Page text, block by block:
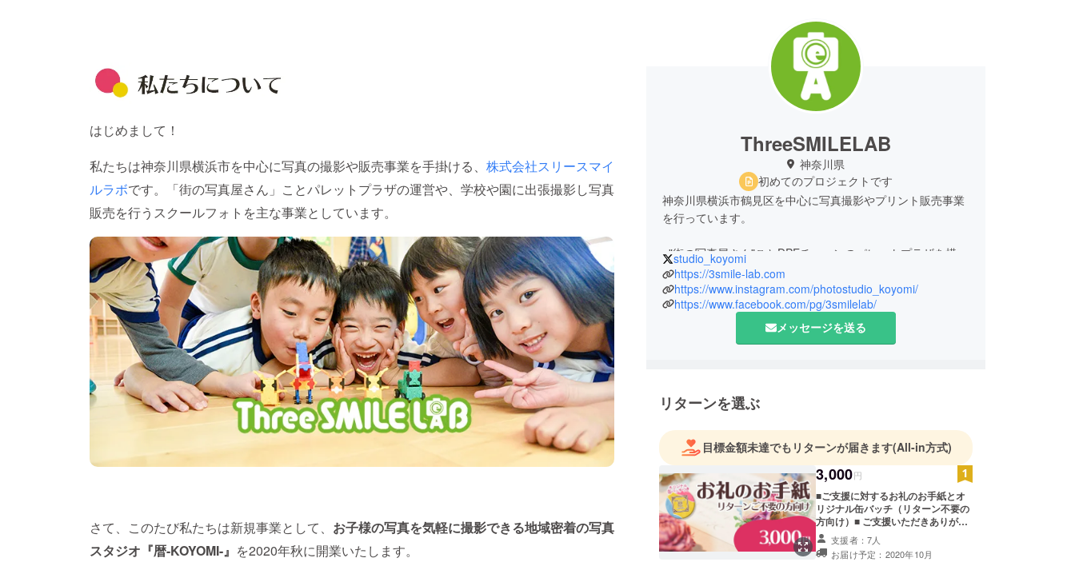
はじめまして！
私たちは神奈川県横浜市を中心に写真の撮影や販売事業を手掛ける、 株式会社スリースマイ
ルラボです。「街の写真屋さん」ことパレットプラザの運営や、学校や園に出張撮影し写真
販売を行うスクールフォトを主な事業としています。
さて、このたび私たちは新規事業として、 お子様の写真を気軽に撮影できる地域密着の写真
スタジオ『暦-KOYOMI-』 を2020年秋に開業いたします。
ThreeSMILELAB
神奈川県
初めてのプロジェクトです
神奈川県横浜市鶴見区を中心に写真撮影やプリント販売事業
を行っています。
■"街の写真屋さん"ことDPEチェーンのパレットプラザを横浜
市鶴見区・東京都大田区に5店舗運営
■自社カメラマンが多数在籍、幅広い撮影事業を展開
・学校や保育園・幼稚園向けに撮影および販売を行うスクー
・ニューボーンやマタニティフォト、七五三など個人のニー
全貸切での子ども向けフォトスタジオ「暦-KOYOMI-」の運
営
studio_koyomi
https://3smile-lab.com
https://www.instagram.com/photostudio_koyomi/
https://www.facebook.com/pg/3smilelab/
メッセージを送る
リターンを選ぶ
目標金額未達でもリターンが届きます(All-in方式)
3,000円
■ご支援に対するお礼のお手紙とオ
リジナル缶バッチ（リターン不要の
方向け）■ ご支援いただきありがと
うございます。感謝のお気持ちを郵
送もしくはメールにてお送りいたし
支援者：7人
お届け予定：2020年10月